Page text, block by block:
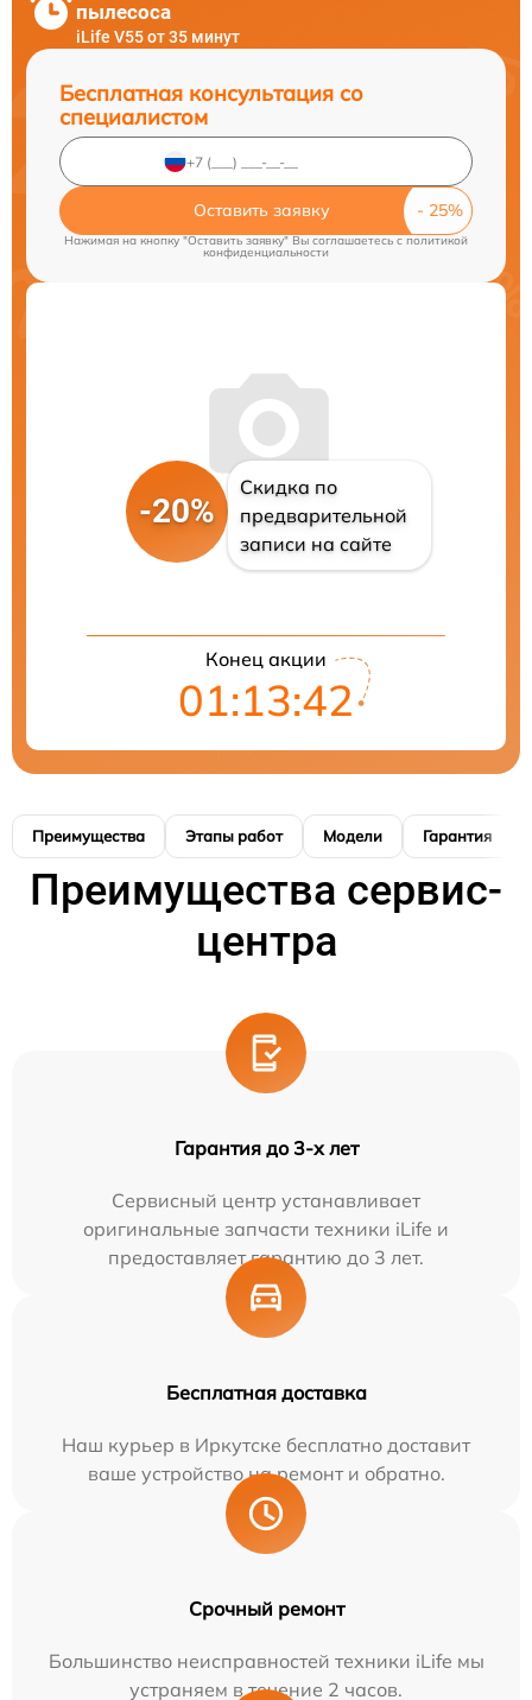
пылесоса
iLife V55 от 35 минут
Бесплатная консультация со
специалистом
Оставить заявку
Нажимая на кнопку "Оставить заявку" Вы соглашаетесь c политикой
конфиденциальности
-20%
Скидка по
предварительной
записи на сайте
Конец акции
01:13:41
Преимущества Этапы работ Модели Гарантия
Преимущества сервис-
центра
Гарантия до 3-х лет
Сервисный центр устанавливает
оригинальные запчасти техники iLife и
предоставляет гарантию до 3 лет.
Бесплатная доставка
Наш курьер в Иркутске бесплатно доставит
ваше устройство на ремонт и обратно.
Срочный ремонт
Большинство неисправностей техники iLife мы
устраняем в течение 2 часов.